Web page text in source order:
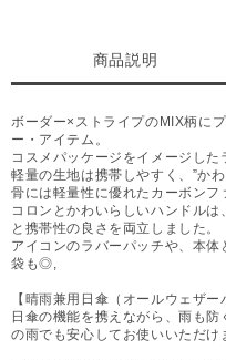
商品説明
ボーダー×ストライプのMIX柄に
ー・アイテム。
コスメパッケージをイメージした
軽量の生地は携帯しやすく、”か
骨には軽量性に優れたカーボンフ
コロンとかわいらしいハンドル
と携帯性の良さを両立しました。
アイコンのラバーパッチや、本
袋も◎,
【晴雨兼用日傘（オールウェザー
日傘の機能を携えながら、雨も
の雨でも安心してお使いいただけ